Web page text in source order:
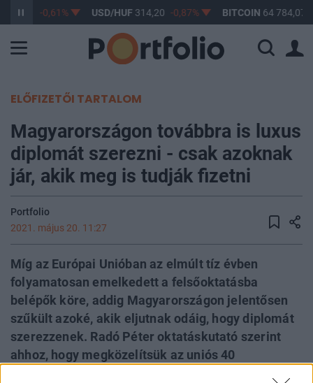
363,17 -0,61% USD/HUF314,20 -0,87% BITCOIN 64 784,07
ELŐFIZETŐI TARTALOM
Magyarországon továbbra is luxus
diplomát szerezni - csak azoknak
jár, akik meg is tudják fizetni
Portfolio
2021. május 20. 11:27
Míg az Európai Unióban az elmúlt tíz évben
folyamatosan emelkedett a felsőoktatásba
belépők köre, addig Magyarországon jelentősen
szűkült azoké, akik eljutnak odáig, hogy diplomát
szerezzenek. Radó Péter oktatáskutató szerint
ahhoz, hogy megközelítsük az uniós 40